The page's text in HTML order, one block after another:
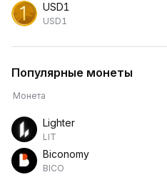
USD1
USD1
Популярные монеты
Монета
Lighter
LIT
Biconomy
BICO